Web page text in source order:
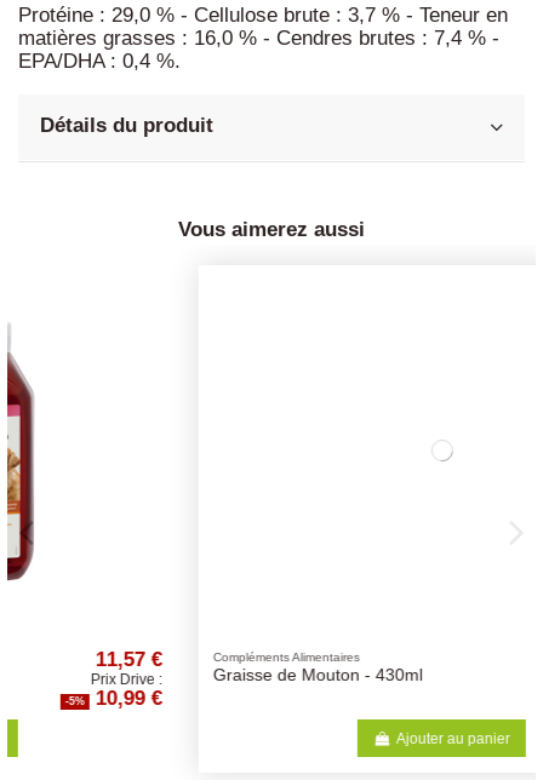
Protéine : 29,0 % - Cellulose brute : 3,7 % - Teneur en
matières grasses : 16,0 % - Cendres brutes : 7,4 % -
EPA/DHA : 0,4 %.
Détails du produit
Vous aimerez aussi
Compléments Alimentaires
Graisse de Mouton - 430ml